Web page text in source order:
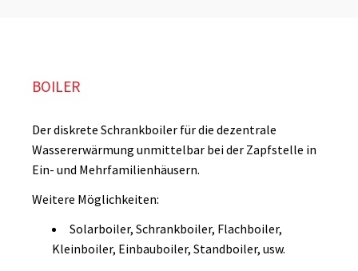
BOILER
Der diskrete Schrankboiler für die dezentrale
Wassererwärmung unmittelbar bei der Zapfstelle in
Ein- und Mehrfamilienhäusern.
Weitere Möglichkeiten:
Solarboiler, Schrankboiler, Flachboiler,
Kleinboiler, Einbauboiler, Standboiler, usw.